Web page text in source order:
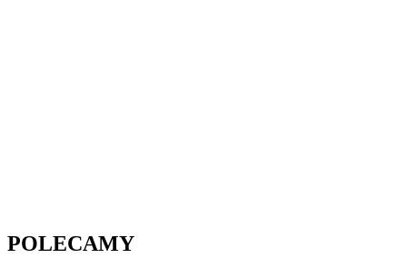
POLECAMY